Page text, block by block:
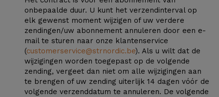
onbepaalde duur. U kunt het verzendinterval op
elk gewenst moment wijzigen of uw verdere
zendingen/uw abonnement annuleren door een e-
mail te sturen naar onze klantenservice
(customerservice@strnordic.be). Als u wilt dat de
wijzigingen worden toegepast op de volgende
zending, vergeet dan niet om alle wijzigingen aan
te brengen of uw zending uiterlijk 14 dagen vóór de
volgende verzenddatum te annuleren. De volgende